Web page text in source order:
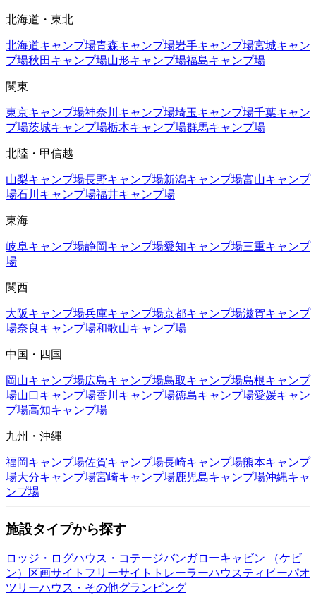
北海道・東北
北海道キャンプ場青森キャンプ場岩手キャンプ場宮城キャン
プ場秋田 キャンプ場山形キャンプ場福島キャンプ場
関東
東京キャンプ場神奈川 キャンプ場埼玉キャンプ場千葉キャン
プ場茨城キャンプ場栃木キャンプ場群馬キャンプ場
北陸・甲信越
山梨キャンプ場長野キャンプ場新潟キャンプ場富山キャンプ
場石川 キャンプ場福井キャンプ場
東海
岐阜キャンプ場静岡キャンプ場愛知キャンプ場三重キャンプ
場
関西
大阪キャンプ場兵庫キャンプ場京都キャンプ場滋賀キャンプ
場奈良 キャンプ場和歌山キャンプ場
中国・四国
岡山キャンプ場広島キャンプ場鳥取キャンプ場島根キャンプ
場山口キャンプ場香川 キャンプ場徳島キャンプ場愛媛キャン
プ場高知キャンプ場
九州・沖縄
福岡キャンプ場佐賀キャンプ場長崎キャンプ場熊本キャンプ
場大分キャンプ場宮崎キャンプ場鹿児島キャンプ場沖縄キャ
ンプ場
施設タイプから探す
ロッジ・ログハウス・コテージバンガローキャビン （ケビ
ン）
区画サイト フリーサイト トレーラーハウスティピーパオ
ツリーハウス・その他グランピング